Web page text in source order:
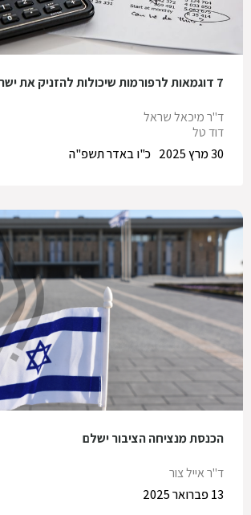
7 דוגמאות לרפורמות שיכולות להזניק את ישראל קדימה
ד"ר מיכאל שראל
דוד טל
כ"ו באדר תשפ"ה
30 מרץ 2025
הכנסת מנציחה הציבור ישלם
ד"ר אייל צור
13 פברואר 2025